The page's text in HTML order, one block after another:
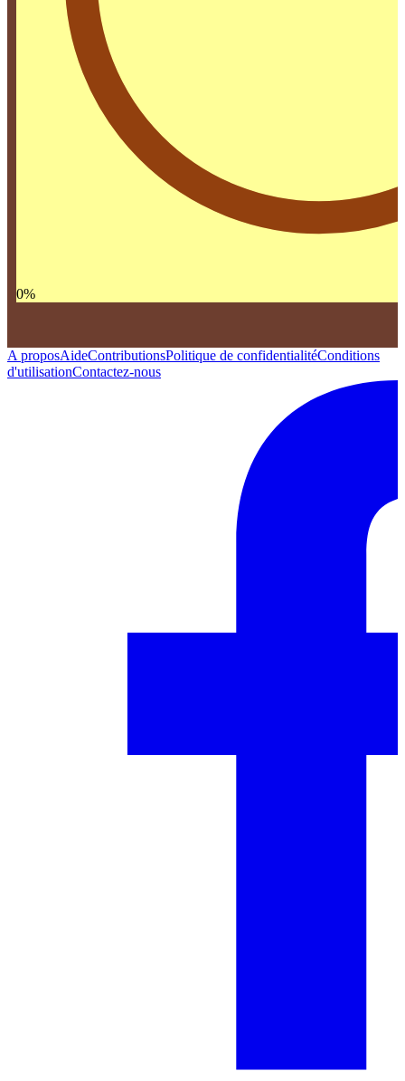
0%
A proposAideContributionsPolitique de confidentialitéConditions
d'utilisationContactez-nous